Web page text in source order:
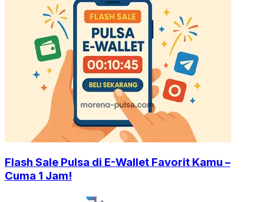
Flash Sale Pulsa di E-Wallet Favorit Kamu –
Cuma 1 Jam!